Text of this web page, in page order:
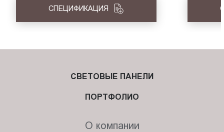
СПЕЦИФИКАЦИЯ
СВЕТОВЫЕ ПАНЕЛИ
ПОРТФОЛИО
О компании